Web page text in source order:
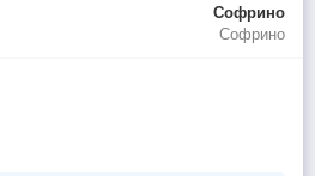
Софрино
Софрино